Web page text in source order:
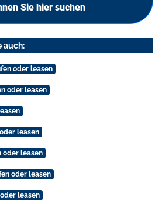
Sie hier suchen
auch:
oder leasen
oder leasen
leasen
oder leasen
oder leasen
leasen